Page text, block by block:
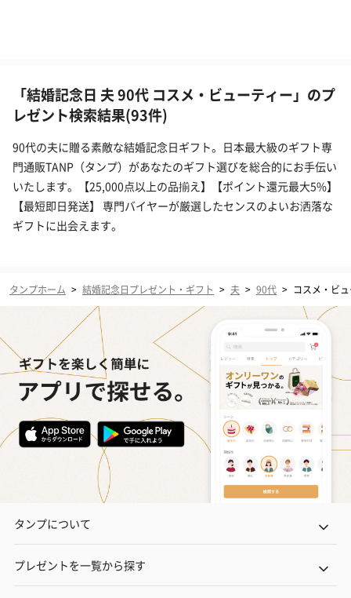
「結婚記念日 夫 90代 コスメ・ビューティー」のプ
レゼント検索結果(93件)
90代の夫に贈る素敵な結婚記念日ギフト。日本最大級のギフト専
門通販TANP（タンプ）があなたのギフト選びを総合的にお手伝い
いたします。【25,000点以上の品揃え】【ポイント還元最大5%】
【最短即日発送】 専門バイヤーが厳選したセンスのよいお洒落な
ギフトに出会えます。
タンプホーム > 結婚記念日プレゼント・ギフト > 夫 > 90代 > コスメ・ビ
タンプについて
プレゼントを一覧から探す